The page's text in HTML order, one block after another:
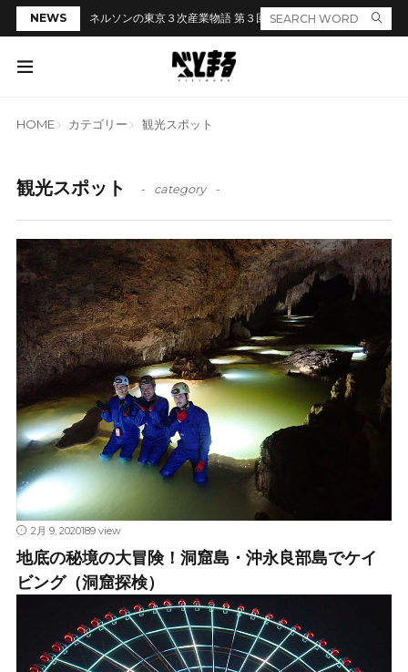
NEWS ネルソンの東京３次産業物語 第３回「居酒屋のカウンターでラ
HOME カテゴリー 観光スポット
観光スポット category
2月 9, 2020189 view
地底の秘境の大冒険！洞窟島・沖永良部島でケイ
ビング（洞窟探検）